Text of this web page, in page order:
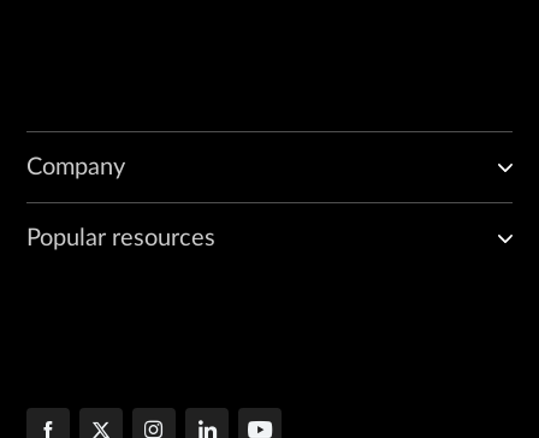
Company
Popular resources